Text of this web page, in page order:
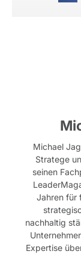
Michael
Stratege
seinen
Jahren für
nachhaltig
Expertise